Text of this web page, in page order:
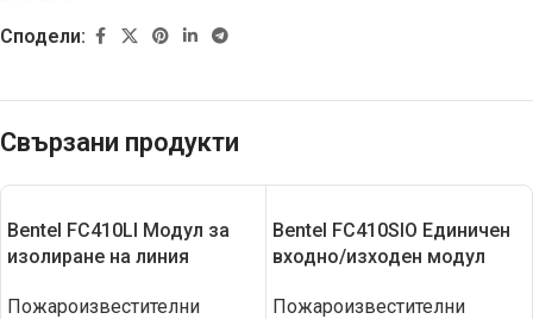
Сподели:
Свързани продукти
Bentel FC410LI Модул за
изолиране на линия
Пожароизвестителни
Bentel FC410SIO Единичен
входно/изходен модул
Пожароизвестителни